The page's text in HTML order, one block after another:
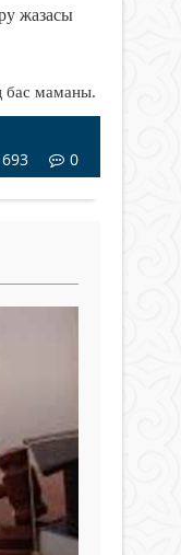
жазасы
бас маманы.
0